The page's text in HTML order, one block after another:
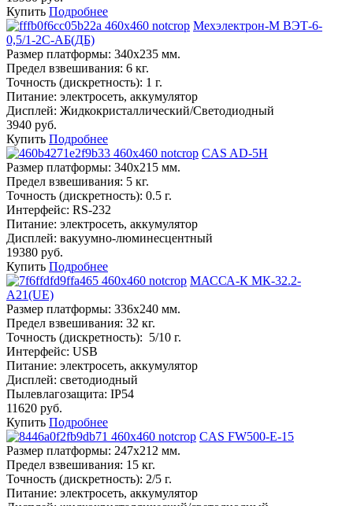
Купить Подробнее
Мехэлектрон-М ВЭТ-6-
0,5/1-2С-АБ(ДБ)
Размер платформы: 340х235 мм.
Предел взвешивания: 6 кг.
Точность (дискретность): 1 г.
Питание: электросеть, аккумулятор
Дисплей: Жидкокристаллический/Светодиодный
3940 руб.
Купить Подробнее
CAS AD-5H
Размер платформы: 340х215 мм.
Предел взвешивания: 5 кг.
Точность (дискретность): 0.5 г.
Интерфейс: RS-232
Питание: электросеть, аккумулятор
Дисплей: вакуумно-люминесцентный
19380 руб.
Купить Подробнее
МАССА-К МК-32.2-
А21(UE)
Размер платформы: 336х240 мм.
Предел взвешивания: 32 кг.
Точность (дискретность): 5/10 г.
Интерфейс: USB
Питание: электросеть, аккумулятор
Дисплей: светодиодный
Пылевлагозащита: IP54
11620 руб.
Купить Подробнее
CAS FW500-E-15
Размер платформы: 247х212 мм.
Предел взвешивания: 15 кг.
Точность (дискретность): 2/5 г.
Питание: электросеть, аккумулятор